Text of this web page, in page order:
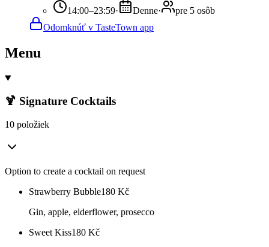
14:00–23:59· Denne·
pre 5 osôb
Odomknúť v TasteTown app
Menu
🍹 Signature Cocktails
10 položiek
Option to create a cocktail on request
Strawberry Bubble180 Kč
Gin, apple, elderflower, prosecco
Sweet Kiss180 Kč